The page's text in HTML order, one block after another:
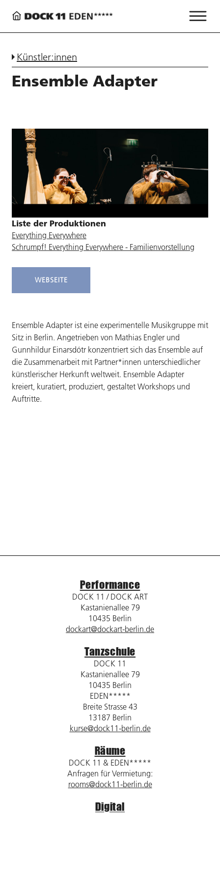
Künstler:innen
Ensemble Adapter
Liste der Produktionen
Everything Everywhere
Schrumpf! Everything Everywhere - Familienvorstellung
WEBSEITE
Ensemble Adapter ist eine experimentelle Musikgruppe mit
Sitz in Berlin. Angetrieben von Mathias Engler und
Gunnhildur Einarsdótr konzentriert sich das Ensemble auf
die Zusammenarbeit mit Partner*innen unterschiedlicher
künstlerischer Herkunft weltweit. Ensemble Adapter
kreiert, kuratiert, produziert, gestaltet Workshops und
Auftritte.
Performance
DOCK 11 / DOCK ART
Kastanienallee 79
10435 Berlin
dockart@dockart-berlin.de
Tanzschule
DOCK 11
Kastanienallee 79
10435 Berlin
EDEN*****
Breite Strasse 43
13187 Berlin
kurse@dock11-berlin.de
Räume
DOCK 11 & EDEN*****
Anfragen für Vermietung:
rooms@dock11-berlin.de
Digital